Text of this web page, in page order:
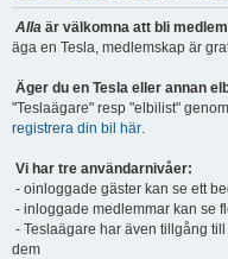
Alla är välkomna att bli
äga en Tesla, medlemskap är
Äger du en Tesla eller annan
"Teslaägare" resp "elbilist"
registrera din bil här.
Vi har tre användarnivåer:
- oinloggade gäster kan se ett
- inloggade medlemmar kan se
- Teslaägare har även tillgång
dem